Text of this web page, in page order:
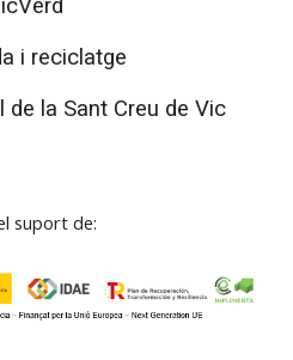
i reciclatge
la Sant Creu de Vic
suport de: